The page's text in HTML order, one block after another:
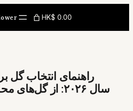
HK$ 0.00
راهنمای انتخاب گل
سال ۲۰۲۶: از